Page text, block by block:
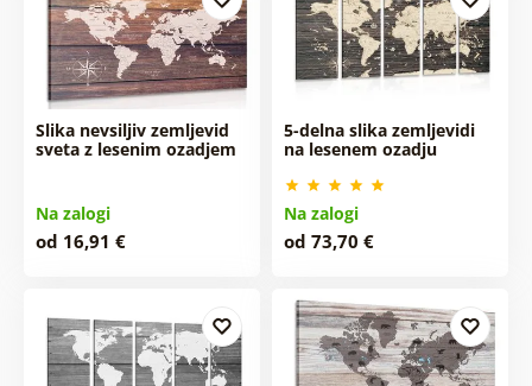
Slika nevsiljiv zemljevid
sveta z lesenim ozadjem
Na zalogi
od 16,91 €
5-delna slika zemljevidi
na lesenem ozadju
Na zalogi
od 73,70 €